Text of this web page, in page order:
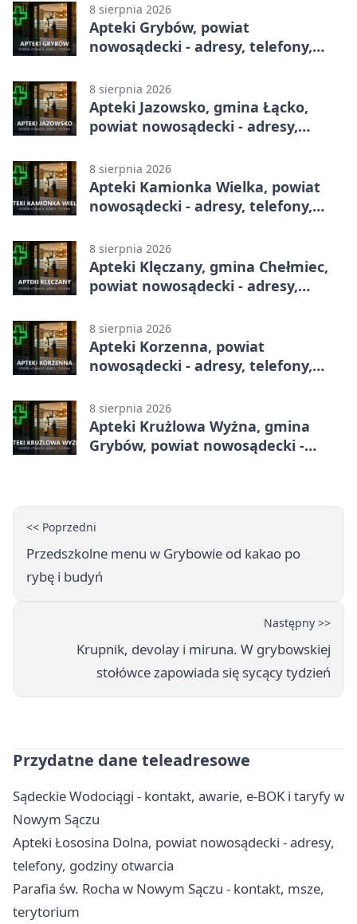
8 sierpnia 2026
Apteki Grybów, powiat
nowosądecki - adresy, telefony,
8 sierpnia 2026
Apteki Jazowsko, gmina Łącko,
powiat nowosądecki - adresy,
8 sierpnia 2026
Apteki Kamionka Wielka, powiat
nowosądecki - adresy, telefony,
8 sierpnia 2026
Apteki Klęczany, gmina Chełmiec,
powiat nowosądecki - adresy,
8 sierpnia 2026
Apteki Korzenna, powiat
nowosądecki - adresy, telefony,
8 sierpnia 2026
Apteki Krużlowa Wyżna, gmina
Grybów, powiat nowosądecki -
<< Poprzedni
Przedszkolne menu w Grybowie od kakao po
rybę i budyń
Następny >>
Krupnik, devolay i miruna. W grybowskiej
stołówce zapowiada się sycący tydzień
Przydatne dane teleadresowe
Sądeckie Wodociągi - kontakt, awarie, e-BOK i taryfy w
Nowym Sączu
Apteki Łososina Dolna, powiat nowosądecki - adresy,
telefony, godziny otwarcia
Parafia św. Rocha w Nowym Sączu - kontakt, msze,
terytorium